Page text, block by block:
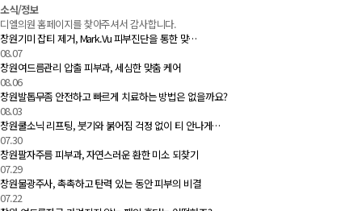
소식/정보 | 창원 피부과 디엘의원
소식/정보
디엘의원 홈페이지를 찾아주셔서 감사합니다.
창원기미 잡티 제거, Mark.Vu 피부진단을 통한 맞…
08.07
창원여드름관리 압출 피부과, 세심한 맞춤 케어
08.06
창원발톱무좀 안전하고 빠르게 치료하는 방법은 없을까요?
08.03
창원쿨소닉 리프팅, 붓기와 붉어짐 걱정 없이 티 안나게…
07.30
창원팔자주름 피부과, 자연스러운 환한 미소 되찾기
07.29
창원물광주사, 촉촉하고 탄력 있는 동안 피부의 비결
07.22